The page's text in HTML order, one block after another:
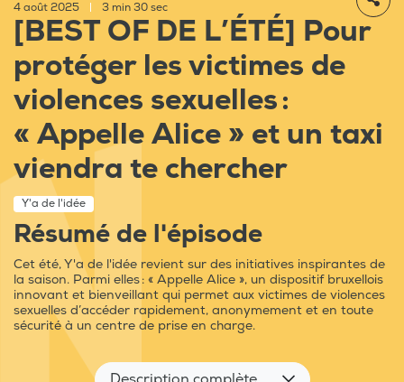
4 août 2025 3 min 30 sec
[BEST OF DE L’ÉTÉ] Pour
protéger les victimes de
violences sexuelles :
« Appelle Alice » et un taxi
viendra te chercher
Y'a de l'idée
Résumé de l'épisode
Cet été, Y'a de l'idée revient sur des initiatives inspirantes de
la saison. Parmi elles : « Appelle Alice », un dispositif bruxellois
innovant et bienveillant qui permet aux victimes de violences
sexuelles d’accéder rapidement, anonymement et en toute
sécurité à un centre de prise en charge.